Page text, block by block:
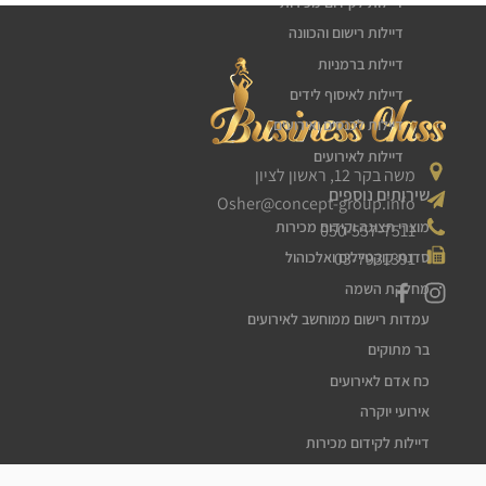
משה בקר 12, ראשון לציון
Osher@concept-group.info
050-557-7511
03-7931391
דיילות רישום והכוונה
דיילות ברמניות
דיילות לאיסוף לידים
דיילות לכנסים ואירועים
דיילות לאירועים
שירותים נוספים
מוצרי תצוגה וקידום מכירות
סדנת קוקטיילים ואלכוהול
מחלקת השמה
עמדות רישום ממוחשב לאירועים
בר מתוקים
כח אדם לאירועים
אירועי יוקרה
דיילות לקידום מכירות